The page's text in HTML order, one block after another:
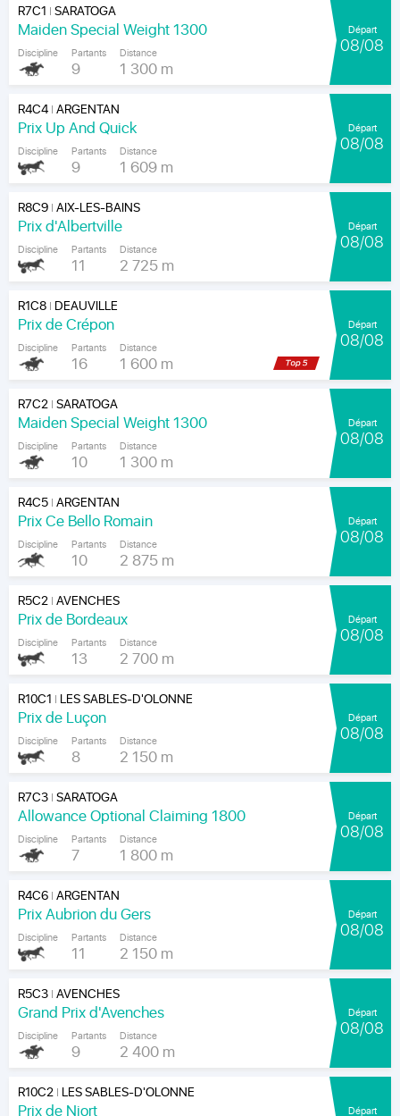
R7C1 |SARATOGA
Maiden Special Weight 1300
Discipline Partants
9
Distance
1 300 m
Départ
08/08
R4C4|ARGENTAN
Prix Up And Quick
Discipline Partants
9
Distance
1 609 m
Départ
08/08
R8C9|AIX-LES-BAINS
Prix d'Albertville
Discipline Partants
11
Distance
2 725 m
Départ
08/08
R1C8| DEAUVILLE
Prix de Crépon
Discipline Partants
16
Distance
1 600 m
Départ
08/08
R7C2|SARATOGA
Maiden Special Weight 1300
Discipline Partants
10
Distance
1 300 m
Départ
08/08
R4C5|ARGENTAN
Prix Ce Bello Romain
Discipline Partants
10
Distance
2 875 m
Départ
08/08
R5C2|AVENCHES
Prix de Bordeaux
Discipline Partants
13
Distance
2 700 m
Départ
08/08
R10C1 | LES SABLES-D'OLONNE
Prix de Luçon
Discipline Partants
8
Distance
2 150 m
Départ
08/08
R7C3|SARATOGA
Allowance Optional Claiming 1800
Discipline Partants
7
Distance
1 800 m
Départ
08/08
R4C6|ARGENTAN
Prix Aubrion du Gers
Discipline Partants
11
Distance
2 150 m
Départ
08/08
R5C3|AVENCHES
Grand Prix d'Avenches
Discipline Partants
9
Distance
2 400 m
Départ
08/08
R10C2| LES SABLES-D'OLONNE
Prix de Niort Départ